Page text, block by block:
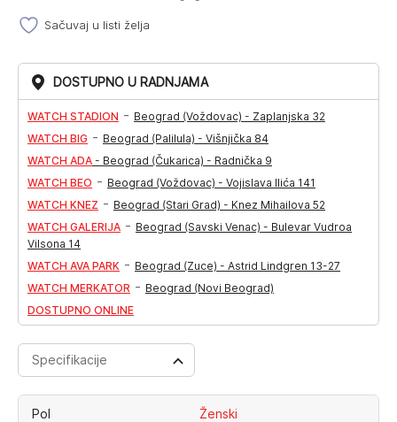
Sačuvaj u listi želja
DOSTUPNO U RADNJAMA
WATCH STADION - Beograd (Voždovac) - Zaplanjska 32
WATCH BIG - Beograd (Palilula) - Višnjička 84
WATCH ADA - Beograd (Čukarica) - Radnička 9
WATCH BEO - Beograd (Voždovac) - Vojislava Ilića 141
WATCH KNEZ - Beograd (Stari Grad) - Knez Mihailova 52
WATCH GALERIJA - Beograd (Savski Venac) - Bulevar Vudroa
Vilsona 14
WATCH AVA PARK - Beograd (Zuce) - Astrid Lindgren 13-27
WATCH MERKATOR - Beograd (Novi Beograd)
DOSTUPNO ONLINE
Specifikacije
Pol Ženski